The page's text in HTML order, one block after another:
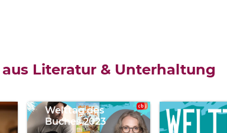
Literatur & Unterhaltung
Reschke,
Timo
Welttag des
Buches 2023